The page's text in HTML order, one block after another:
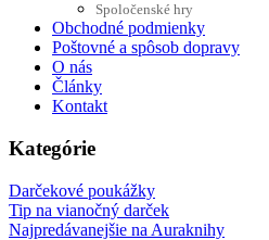
Spoločenské hry
Obchodné podmienky
Poštovné a spôsob dopravy
O nás
Články
Kontakt
Kategórie
Darčekové poukážky
Tip na vianočný darček
Najpredávanejšie na Auraknihy